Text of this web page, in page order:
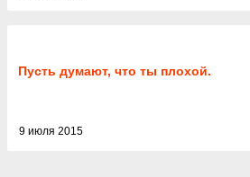
Пусть думают, что ты плохой.
9 июля 2015